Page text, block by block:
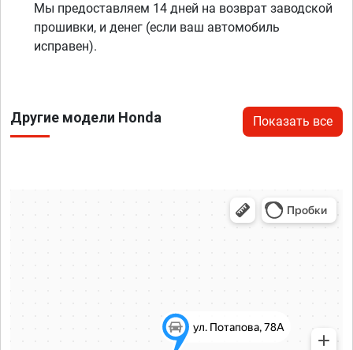
Мы предоставляем 14 дней на возврат заводской
прошивки, и денег (если ваш автомобиль
исправен).
Другие модели Honda Показать все